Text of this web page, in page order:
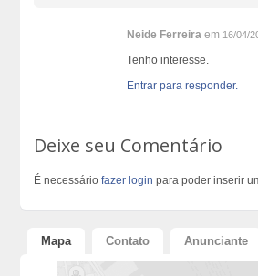
Neide Ferreira em 16/04/
Tenho interesse.
Entrar para responder.
Deixe seu Comentário
É necessáriofazer login para poder inserir
Mapa Contato Anunciante